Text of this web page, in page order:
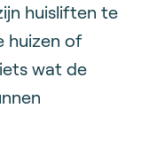
huisliften te
huizen of
wat de